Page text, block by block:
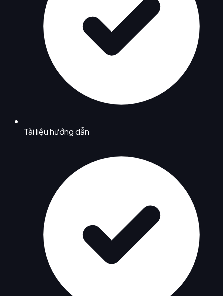
Tài liệu hướng dẫn